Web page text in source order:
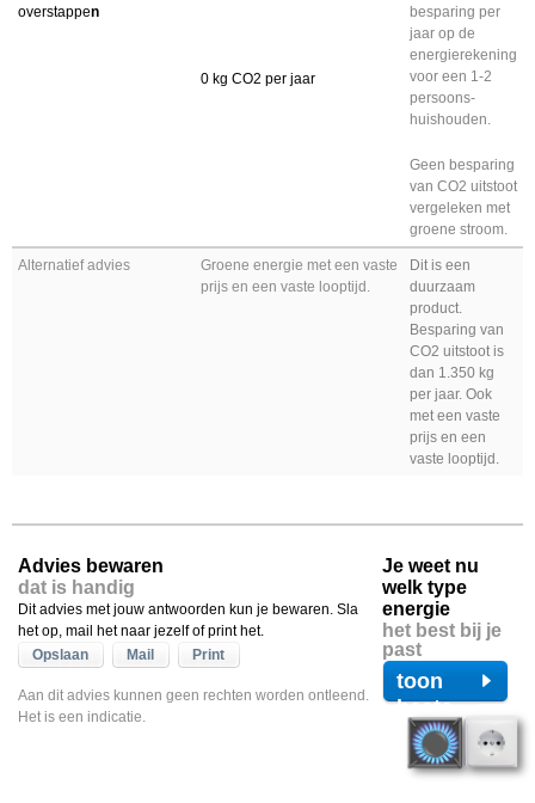
overstappen
0 kg CO2 per jaar
besparing per
jaar op de
energierekening
voor een 1-2
persoons-
huishouden.
Geen besparing
van CO2 uitstoot
vergeleken met
groene stroom.
Alternatief advies
Groene energie met een vaste
prijs en een vaste looptijd.
Dit is een
duurzaam
product.
Besparing van
CO2 uitstoot is
dan 1.350 kg
per jaar. Ook
met een vaste
prijs en een
vaste looptijd.
Advies bewaren
dat is handig
Dit advies met jouw antwoorden kun je bewaren. Sla
het op, mail het naar jezelf of print het.
Opslaan
Mail Print
Aan dit advies kunnen geen rechten worden ontleend.
Het is een indicatie.
Je weet nu
welk type
energie
het best bij je
past
toon
beste
energie
aanbod